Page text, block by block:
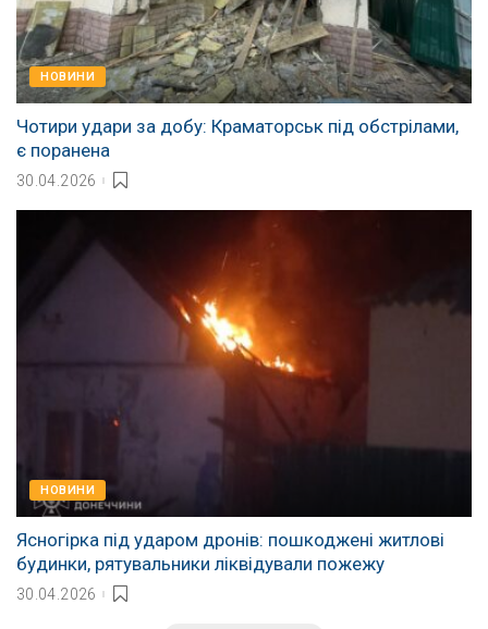
НОВИНИ
Чотири удари за добу: Краматорськ під обстрілами,
є поранена
30.04.2026
НОВИНИ
Ясногірка під ударом дронів: пошкоджені житлові
будинки, рятувальники ліквідували пожежу
30.04.2026